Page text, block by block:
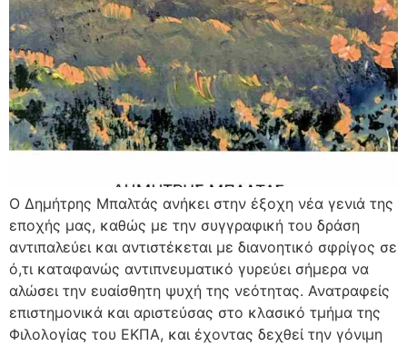
Ο Δημήτρης Μπαλτάς ανήκει στην έξοχη νέα γενιά της
εποχής μας, καθώς με την συγγραφική του δράση
αντιπαλεύει και αντιστέκεται με διανοητικό σφρίγος σε
ό,τι καταφανώς αντιπνευματικό γυρεύει σήμερα να
αλώσει την ευαίσθητη ψυχή της νεότητας. Ανατραφείς
επιστημονικά και αριστεύσας στο κλασικό τμήμα της
Φιλολογίας του ΕΚΠΑ, και έχοντας δεχθεί την γόνιμη